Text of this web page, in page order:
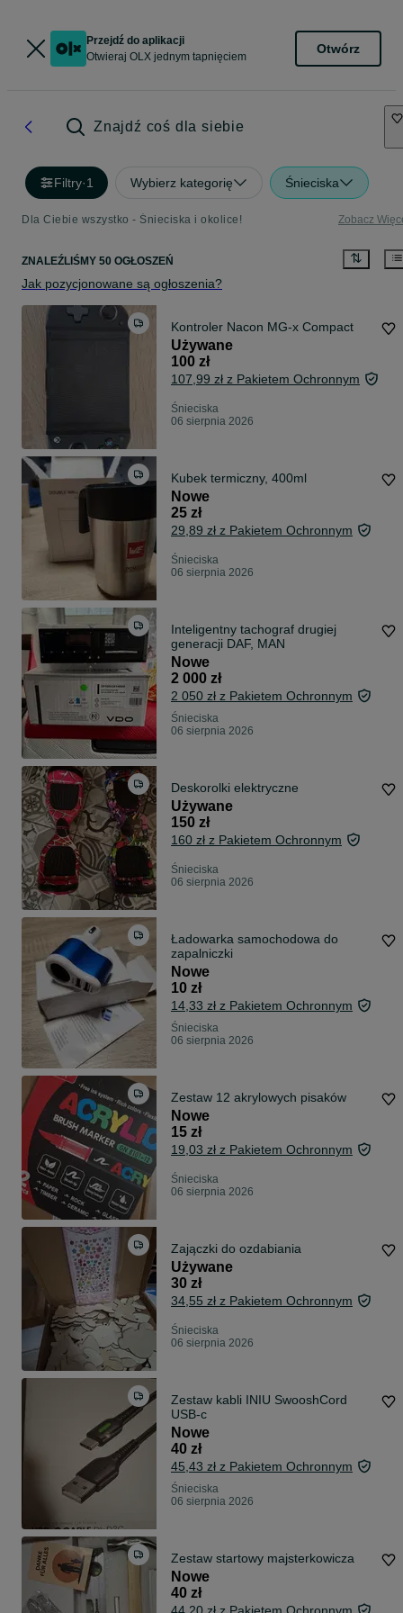
Przejdź do aplikacji
Otwieraj OLX jednym tapnięciem
Otwórz
Znajdź coś dla siebie
Filtry·1 Wybierz kategorię Śnieciska
Dla Ciebie wszystko - Śnieciska i okolice! Zobacz
ZNALEŹLIŚMY 50 OGŁOSZEŃ
Jak pozycjonowane są ogłoszenia?
Kontroler Nacon MG-x Compact
Używane
100 zł
107,99 zł z Pakietem Ochronnym
Śnieciska
06 sierpnia 2026
Kubek termiczny, 400ml
Nowe
25 zł
29,89 zł z Pakietem Ochronnym
Śnieciska
06 sierpnia 2026
Inteligentny tachograf drugiej
generacji DAF, MAN
Nowe
2 000 zł
2 050 zł z Pakietem Ochronnym
Śnieciska
06 sierpnia 2026
Deskorolki elektryczne
Używane
150 zł
160 zł z Pakietem Ochronnym
Śnieciska
06 sierpnia 2026
Ładowarka samochodowa do
zapalniczki
Nowe
10 zł
14,33 zł z Pakietem Ochronnym
Śnieciska
06 sierpnia 2026
Zestaw 12 akrylowych pisaków
Nowe
15 zł
19,03 zł z Pakietem Ochronnym
Śnieciska
06 sierpnia 2026
Zajączki do ozdabiania
Używane
30 zł
34,55 zł z Pakietem Ochronnym
Śnieciska
06 sierpnia 2026
Zestaw kabli INIU SwooshCord
USB-c
Nowe
40 zł
45,43 zł z Pakietem Ochronnym
Śnieciska
06 sierpnia 2026
Zestaw startowy majsterkowicza
Nowe
40 zł